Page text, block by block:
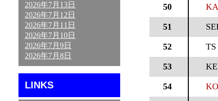
2026年7月13日
2026年7月12日
2026年7月11日
2026年7月10日
2026年7月9日
2026年7月8日
LINKS
50
51
52 TS
53
54